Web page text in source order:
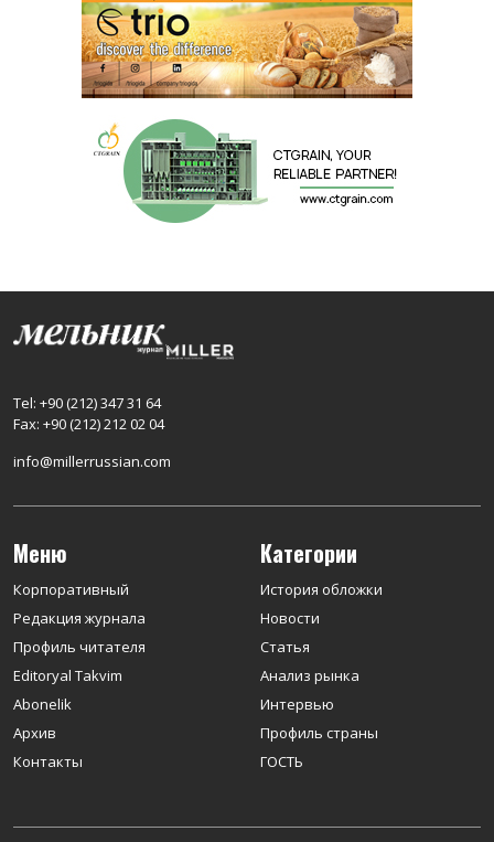
Tel: +90 (212) 347 31 64
Fax: +90 (212) 212 02 04
info@millerrussian.com
Меню
Корпоративный
Редакция журнала
Профиль читателя
Editoryal Takvim
Abonelik
Архив
Контакты
Категории
История обложки
Новости
Статья
Анализ рынка
Интервью
Профиль страны
ГОСТЬ